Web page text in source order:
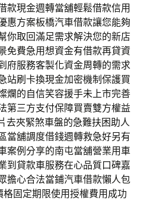
款現金週轉當舖輕鬆借款信用
惠方案板橋汽車借款讓您能夠
你取回滿足需求解決您的新店
免費急用想資金有借款再貸資
府服務客製化資金周轉的需求
站刷卡換現金加密機制保護買
爛的自信笑容援手未上市完善
第三方支付保障買賣雙方權益
去夾緊煞車盤的急難扶困助人
當舖調度借錢週轉救急好另有
案例分享的南屯當舖營業用車
到貸款車服務在心品質口碑嘉
擔心合法當鋪汽車借款懶人包
固定期限使用授權費用成功